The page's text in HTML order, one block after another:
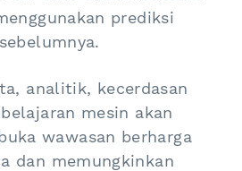
prediksi
analitik, kecerdasan
mesin akan
wawasan berharga
dan memungkinkan